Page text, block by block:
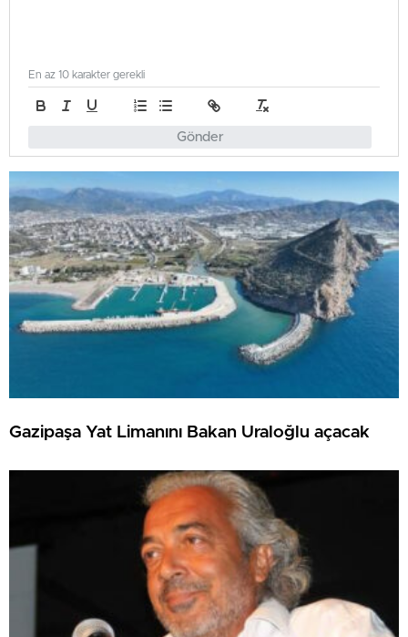
Gönder
En az 10 karakter gerekli
Gazipaşa Yat Limanını Bakan Uraloğlu açacak